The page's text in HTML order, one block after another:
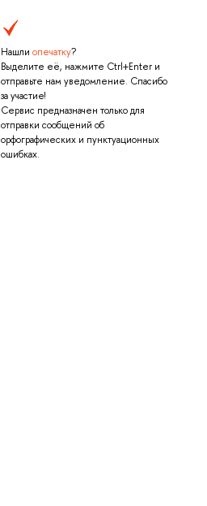
Нашли опечатку?
Выделите её, нажмите Ctrl+Enter и
отправьте нам уведомление. Спасибо
за участие!
Сервис предназначен только для
отправки сообщений об
орфографических и пунктуационных
ошибках.